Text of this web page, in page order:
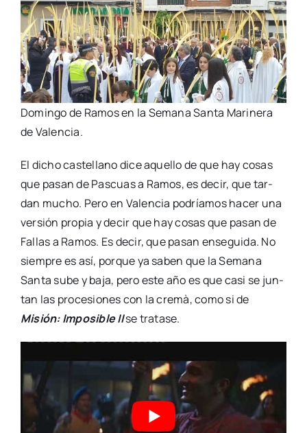
Domin­go de Ramos en la Sema­na San­ta Mari­ne­ra
de Valen­cia.
El dicho cas­te­llano dice aque­llo de que hay cosas
que pasan de Pas­cuas a Ramos, es decir, que tar­
dan mucho. Pero en Valen­cia podría­mos hacer una
ver­sión pro­pia y decir que hay cosas que pasan de
Fallas a Ramos. Es decir, que pasan ense­gui­da. No
siem­pre es así, por­que ya saben que la Sema­na
San­ta sube y baja, pero este año es que casi se jun­
tan las pro­ce­sio­nes con la cre­mà, como si de
Misión: Impo­si­ble IIse tra­ta­se.